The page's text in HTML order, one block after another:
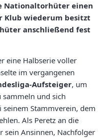
Nationaltorhüter einen
Klub wiederum besitzt
anschließend fest
eine Halbserie voller
im vergangenen
Aufsteiger, um
und sich
Stammverein, dem
Als Peretz an die
sein Ansinnen, Nachfolger